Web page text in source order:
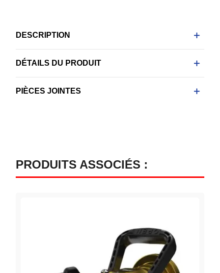
DESCRIPTION
DÉTAILS DU PRODUIT
PIÈCES JOINTES
PRODUITS ASSOCIÉS :